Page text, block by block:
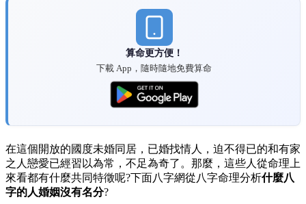
算命更方便！
下載 App，隨時隨地免費算命
在這個開放的國度未婚同居，已婚找情人，迫不得已的和有家
之人戀愛已經習以為常，不足為奇了。那麼，這些人從命理上
來看都有什麼共同特徵呢?下面八字網從八字命理分析什麼八
字的人婚姻沒有名分?